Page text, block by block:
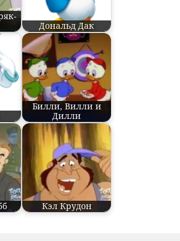
Дональд Дак
Билли, Вилли и
Дилли
Кэл Крудон